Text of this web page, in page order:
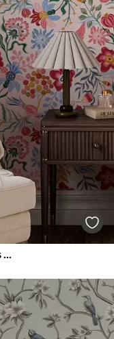
Brillante composición de flores y bayas con loros